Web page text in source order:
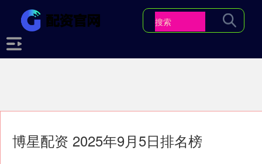
博星配资 2025年9月5日排名榜